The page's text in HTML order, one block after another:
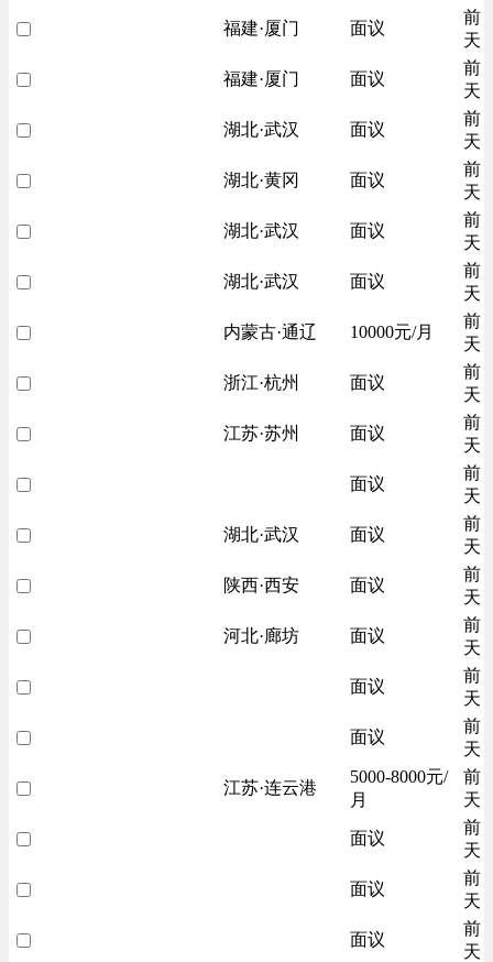
福建·厦门 面议
前
天
福建·厦门 面议
前
天
湖北·武汉 面议
前
天
湖北·黄冈 面议
前
天
湖北·武汉 面议
前
天
湖北·武汉 面议
前
天
内蒙古·通辽 10000元/月
前
天
浙江·杭州 面议
前
天
江苏·苏州 面议
前
天
面议
前
天
湖北·武汉 面议
前
天
陕西·西安 面议
前
天
河北·廊坊 面议
前
天
面议
前
天
面议
前
天
江苏·连云港
5000-8000元/
月
前
天
面议
前
天
面议
前
天
面议
前
天